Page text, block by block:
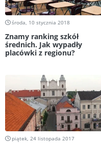
środa, 10 stycznia 2018
Znamy ranking szkół
średnich. Jak wypadły
placówki z regionu?
piątek, 24 listopada 2017